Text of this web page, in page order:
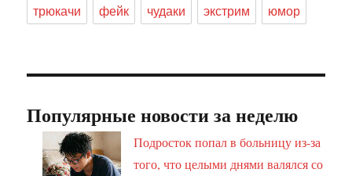
трюкачи
фейк чудаки экстрим юмор
Популярные новости за неделю
Подросток попал в больницу из-за
того, что целыми днями валялся со